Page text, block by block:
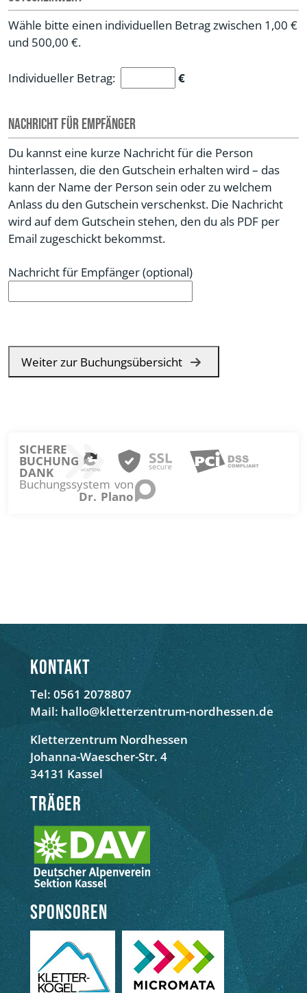
Wähle bitte einen individuellen Betrag zwischen 1,00 €
und 500,00 €.
Individueller Betrag: €
Nachricht für Empfänger
Du kannst eine kurze Nachricht für die Person
hinterlassen, die den Gutschein erhalten wird – das
kann der Name der Person sein oder zu welchem
Anlass du den Gutschein verschenkst. Die Nachricht
wird auf dem Gutschein stehen, den du als PDF per
Email zugeschickt bekommst.
Nachricht für Empfänger (optional)
Weiter zur Buchungsübersicht
SICHERE
BUCHUNG
DANK
Buchungssystem von
Dr. Plano
Kontakt
Tel: 0561 2078807
Mail: hallo@kletterzentrum-nordhessen.de
Kletterzentrum Nordhessen
Johanna-Waescher-Str. 4
34131 Kassel
Träger
Sponsoren